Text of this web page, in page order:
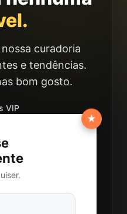
curadoria
e tendências.
bom gosto.
VIP
★